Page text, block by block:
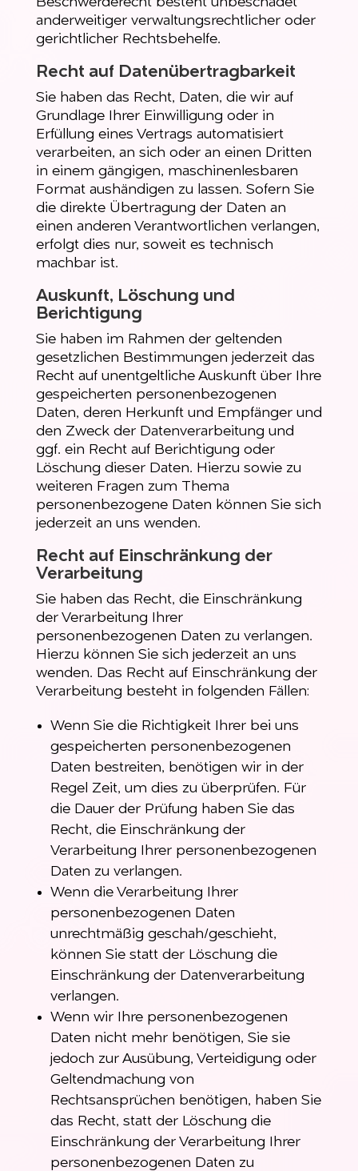
anderweitiger verwaltungsrechtlicher oder
gerichtlicher Rechtsbehelfe.
Recht auf Daten­übertrag­barkeit
Sie haben das Recht, Daten, die wir auf
Grundlage Ihrer Einwilligung oder in
Erfüllung eines Vertrags automatisiert
verarbeiten, an sich oder an einen Dritten
in einem gängigen, maschinenlesbaren
Format aushändigen zu lassen. Sofern Sie
die direkte Übertragung der Daten an
einen anderen Verantwortlichen verlangen,
erfolgt dies nur, soweit es technisch
machbar ist.
Auskunft, Löschung und
Berichtigung
Sie haben im Rahmen der geltenden
gesetzlichen Bestimmungen jederzeit das
Recht auf unentgeltliche Auskunft über Ihre
gespeicherten personenbezogenen
Daten, deren Herkunft und Empfänger und
den Zweck der Datenverarbeitung und
ggf. ein Recht auf Berichtigung oder
Löschung dieser Daten. Hierzu sowie zu
weiteren Fragen zum Thema
personenbezogene Daten können Sie sich
jederzeit an uns wenden.
Recht auf Einschränkung der
Verarbeitung
Sie haben das Recht, die Einschränkung
der Verarbeitung Ihrer
personenbezogenen Daten zu verlangen.
Hierzu können Sie sich jederzeit an uns
wenden. Das Recht auf Einschränkung der
Verarbeitung besteht in folgenden Fällen:
Wenn Sie die Richtigkeit Ihrer bei uns
gespeicherten personenbezogenen
Daten bestreiten, benötigen wir in der
Regel Zeit, um dies zu überprüfen. Für
die Dauer der Prüfung haben Sie das
Recht, die Einschränkung der
Verarbeitung Ihrer personenbezogenen
Daten zu verlangen.
Wenn die Verarbeitung Ihrer
personenbezogenen Daten
unrechtmäßig geschah/geschieht,
können Sie statt der Löschung die
Einschränkung der Datenverarbeitung
verlangen.
Wenn wir Ihre personenbezogenen
Daten nicht mehr benötigen, Sie sie
jedoch zur Ausübung, Verteidigung oder
Geltendmachung von
Rechtsansprüchen benötigen, haben Sie
das Recht, statt der Löschung die
Einschränkung der Verarbeitung Ihrer
personenbezogenen Daten zu